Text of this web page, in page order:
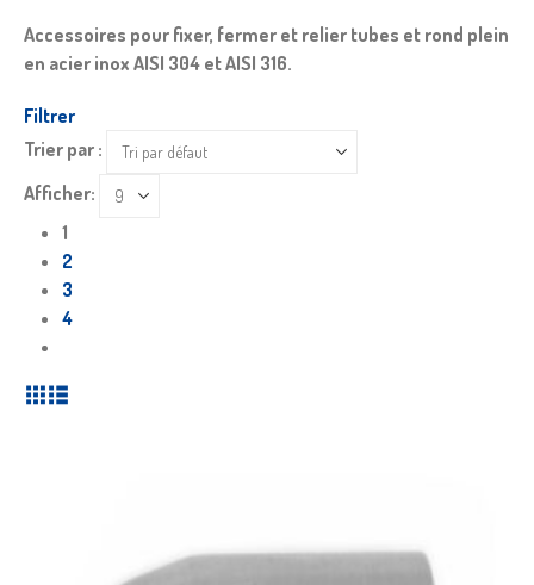
Accessoires pour fixer, fermer et relier tubes et rond plein
en acier inox AISI 304 et AISI 316.
Filtrer
Trier par :
Afficher:
1
2
3
4